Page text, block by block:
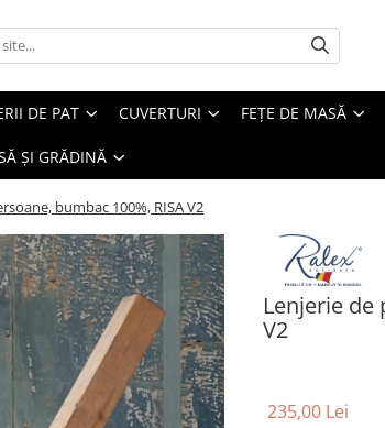
DE PAT CUVERTURI FEȚE DE MASĂ
ȘI GRĂDINĂ
bumbac 100%, RISA V2
Lenjerie de
V2
235,00 Lei